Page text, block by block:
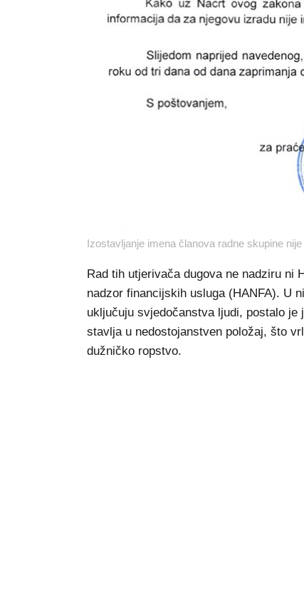
Izostavljanje imena članova radne skupine
Rad tih utjerivača dugova ne nadziru ni
nadzor financijskih usluga (HANFA). U
uključuju svjedočanstva ljudi, postalo
stavlja u nedostojanstven položaj, što
dužničko ropstvo.